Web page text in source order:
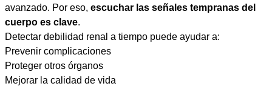
avanzado. Por eso, escuchar las señales tempranas del
cuerpo es clave.
Detectar debilidad renal a tiempo puede ayudar a:
Prevenir complicaciones
Proteger otros órganos
Mejorar la calidad de vida